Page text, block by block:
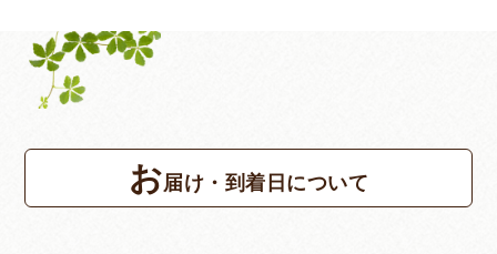
お届け・到着日について